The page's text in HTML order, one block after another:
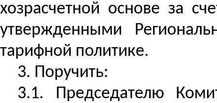
хозрасчетной основе за
утвержденными
тарифной политике.
3. Поручить:
3.1. Председателю